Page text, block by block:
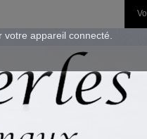
appareil connecté.